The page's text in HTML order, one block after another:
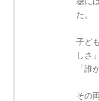
た。
子ど
しさ
「誰
その